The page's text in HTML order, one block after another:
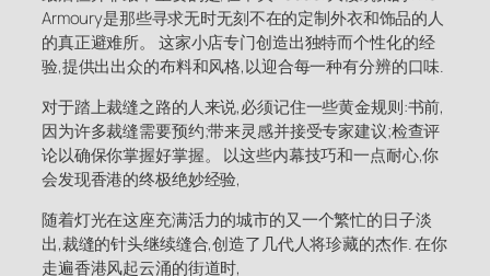
Armoury是那些寻求无时无刻不在的定制外衣和饰品的人
的真正避难所。 这家小店专门创造出独特而个性化的经
验,提供出出众的布料和风格,以迎合每一种有分辨的口味.
对于踏上裁缝之路的人来说,必须记住一些黄金规则:书前,
因为许多裁缝需要预约;带来灵感并接受专家建议;检查评
论以确保你掌握好掌握。 以这些内幕技巧和一点耐心,你
会发现香港的终极绝妙经验,
随着灯光在这座充满活力的城市的又一个繁忙的日子淡
出,裁缝的针头继续缝合,创造了几代人将珍藏的杰作. 在你
走遍香港风起云涌的街道时,